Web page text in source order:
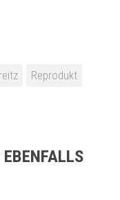
Reprodukt